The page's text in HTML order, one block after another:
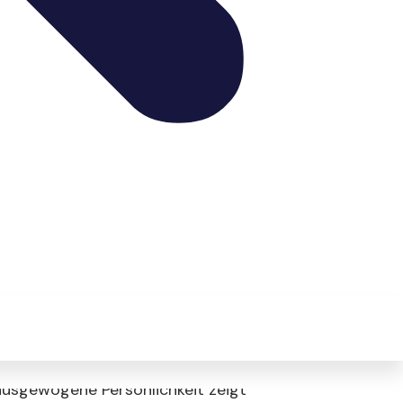
Balearischen Inseln verbunden.
Jahrhunderte hinweg als treuer
unerlässlich für den Schutz
einzigartige Weise
Begleiter, der seine
sich auch eine sanfte Seite, die
Persönlichkeit zeigt